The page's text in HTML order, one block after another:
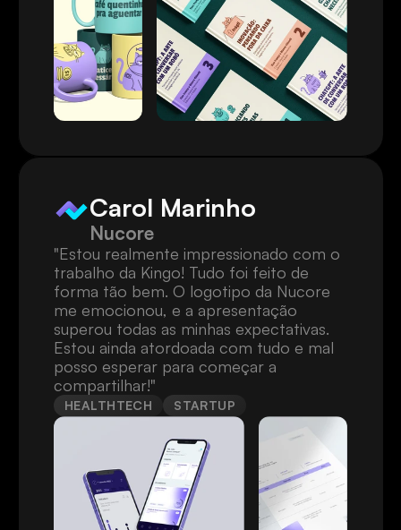
Carol Marinho
Nucore
"Estou realmente impressionado com o
trabalho da Kingo! Tudo foi feito de
forma tão bem. O logotipo da Nucore
me emocionou, e a apresentação
superou todas as minhas expectativas.
Estou ainda atordoada com tudo e mal
posso esperar para começar a
compartilhar!"
HEALTHTECH STARTUP